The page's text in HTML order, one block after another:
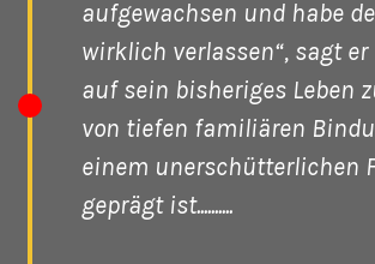
aufgewachsen und habe
wirklich verlassen“, sagt
auf sein bisheriges Leben
von tiefen familiären
einem unerschütterlichen
geprägt ist..........